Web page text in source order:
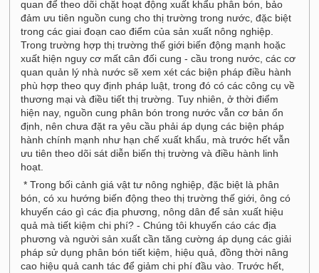
quan để theo dõi chặt hoạt động xuất khẩu phân bón, bảo
đảm ưu tiên nguồn cung cho thị trường trong nước, đặc biệt
trong các giai đoạn cao điểm của sản xuất nông nghiệp.
Trong trường hợp thị trường thế giới biến động mạnh hoặc
xuất hiện nguy cơ mất cân đối cung - cầu trong nước, các cơ
quan quản lý nhà nước sẽ xem xét các biện pháp điều hành
phù hợp theo quy định pháp luật, trong đó có các công cụ về
thương mại và điều tiết thị trường. Tuy nhiên, ở thời điểm
hiện nay, nguồn cung phân bón trong nước vẫn cơ bản ổn
định, nên chưa đặt ra yêu cầu phải áp dụng các biện pháp
hành chính mạnh như hạn chế xuất khẩu, mà trước hết vẫn
ưu tiên theo dõi sát diễn biến thị trường và điều hành linh
hoạt.
* Trong bối cảnh giá vật tư nông nghiệp, đặc biệt là phân
bón, có xu hướng biến động theo thị trường thế giới, ông có
khuyến cáo gì các địa phương, nông dân để sản xuất hiệu
quả mà tiết kiệm chi phí? - Chúng tôi khuyến cáo các địa
phương và người sản xuất cần tăng cường áp dụng các giải
pháp sử dụng phân bón tiết kiệm, hiệu quả, đồng thời nâng
cao hiệu quả canh tác để giảm chi phí đầu vào. Trước hết,